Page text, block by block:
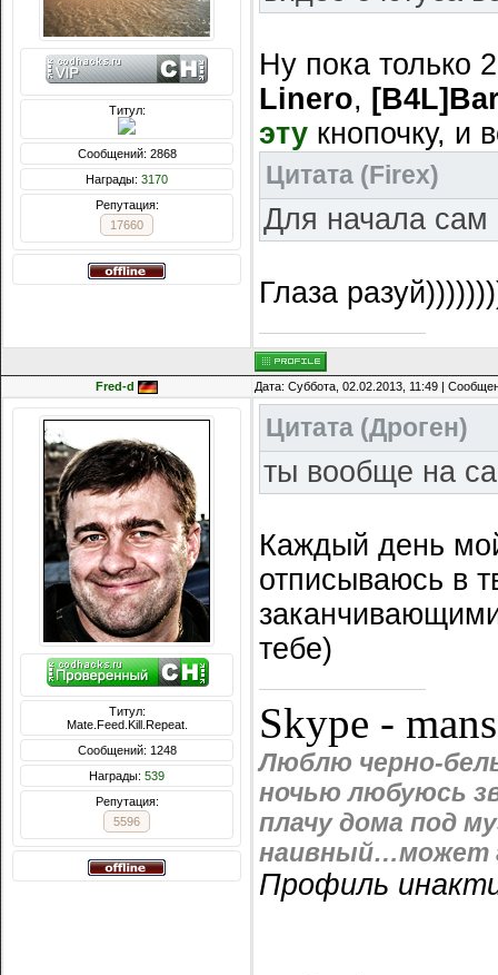
Титул:
Сообщений: 2868
Награды: 3170
Репутация:
17660
Ну пока только
Linero,
эту кнопочку, и
Цитата (Firex)
Для начала сам
Глаза
Fred-d Дата: Суббота, 02.02.2013, 11:49 |
Титул:
Mate.Feed.Kill.Repeat.
Сообщений: 1248
Награды: 539
Репутация:
5596
Цитата (Дроген)
ты вообще на
Каждый день
отписываюсь в
тебе)
Skype -
Люблю черно-
ночью любуюсь
плачу дома под
наивный…может
Профиль